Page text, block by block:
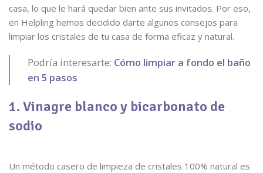
casa, lo que le hará quedar bien ante sus invitados. Por eso,
en Helpling hemos decidido darte algunos consejos para
limpiar los cristales de tu casa de forma eficaz y natural.
Podría interesarte: Cómo limpiar a fondo el baño
en 5 pasos
1. Vinagre blanco y bicarbonato de
sodio
Un método casero de limpieza de cristales 100% natural es